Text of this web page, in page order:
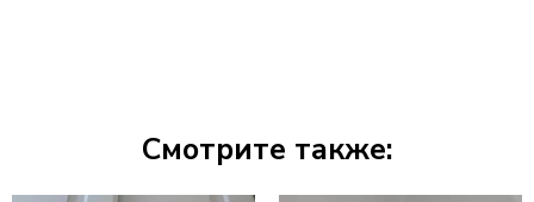
Смотрите также: